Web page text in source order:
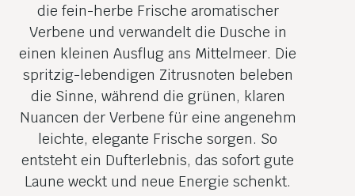
die fein-herbe Frische aromatischer
Verbene und verwandelt die Dusche in
einen kleinen Ausflug ans Mittelmeer. Die
spritzig-lebendigen Zitrusnoten beleben
die Sinne, während die grünen, klaren
Nuancen der Verbene für eine angenehm
leichte, elegante Frische sorgen. So
entsteht ein Dufterlebnis, das sofort gute
Laune weckt und neue Energie schenkt.